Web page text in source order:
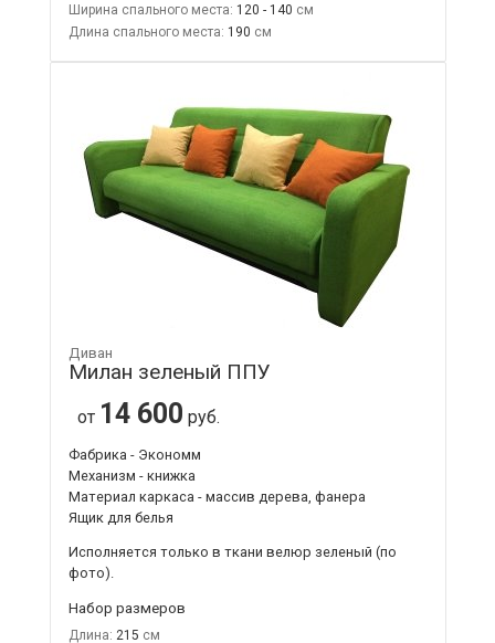
Ширина спального места: 120 - 140
Длина спального места: 190
Диван
Милан зеленый ППУ
от 14 600 руб.
Фабрика - Экономм
Механизм - книжка
Материал каркаса - массив дерева, фанера
Ящик для белья
Исполняется только в ткани велюр зеленый (по
фото).
Набор размеров
Длина: 215